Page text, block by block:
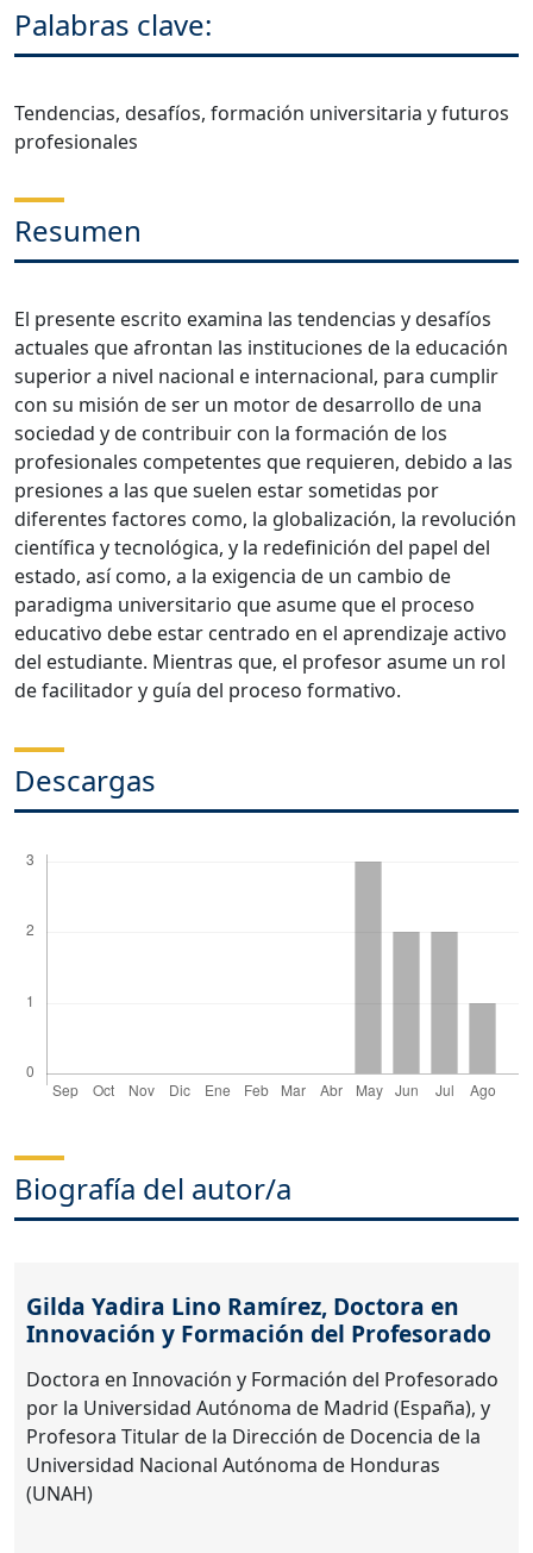
Palabras clave:
Tendencias, desafíos, formación universitaria y futuros
profesionales
Resumen
El presente escrito examina las tendencias y desafíos
actuales que afrontan las instituciones de la educación
superior a nivel nacional e internacional, para cumplir
con su misión de ser un motor de desarrollo de una
sociedad y de contribuir con la formación de los
profesionales competentes que requieren, debido a las
presiones a las que suelen estar sometidas por
diferentes factores como, la globalización, la revolución
científica y tecnológica, y la redefinición del papel del
estado, así como, a la exigencia de un cambio de
paradigma universitario que asume que el proceso
educativo debe estar centrado en el aprendizaje activo
del estudiante. Mientras que, el profesor asume un rol
de facilitador y guía del proceso formativo.
Descargas
Biografía del autor/a
Gilda Yadira Lino Ramírez, Doctora en
Innovación y Formación del Profesorado
Doctora en Innovación y Formación del Profesorado
por la Universidad Autónoma de Madrid (España), y
Profesora Titular de la Dirección de Docencia de la
Universidad Nacional Autónoma de Honduras
(UNAH)